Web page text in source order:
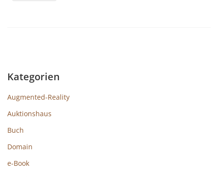
Kategorien
Augmented-Reality
Auktionshaus
Buch
Domain
e-Book